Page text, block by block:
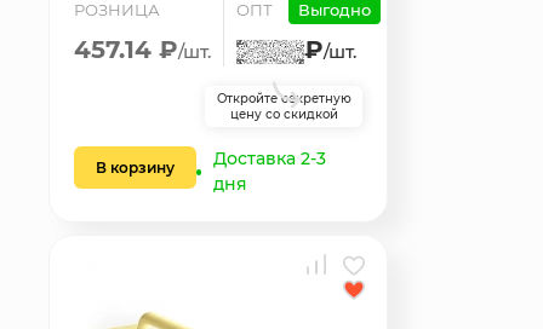
РОЗНИЦА
457.14 ₽/шт.
ОПТ Выгодно
₽/шт.
Откройте секретную
цену со скидкой
В корзину
Доставка 2-3
дня